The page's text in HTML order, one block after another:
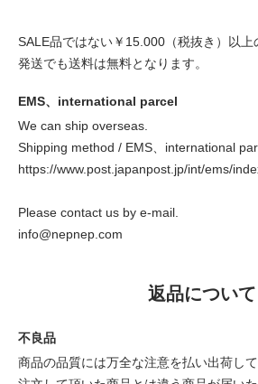
SALE品ではない￥15.000（税抜き）以
発送でも送料は無料となります。
EMS、international parcel
We can ship overseas.
Shipping method / EMS、international
https://www.post.japanpost.jp/int/ems/
Please contact us by e-mail.
info@nepnep.com
返品について
不良品
商品の品質には万全な注意を払い出荷し